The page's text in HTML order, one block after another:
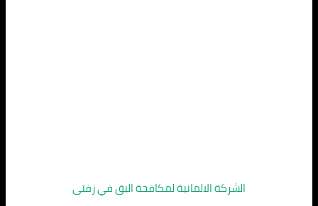
الشركة الالمانية لمكافحة البق في زفتى